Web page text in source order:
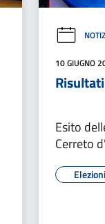
10 GIUGNO
Esito
Cerreto
Elezioni